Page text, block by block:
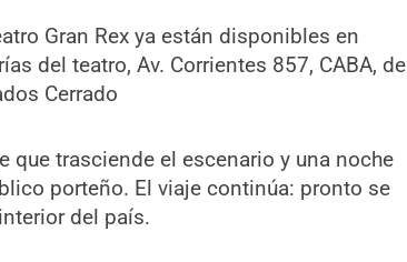
Gran Rex ya están disponibles en
del teatro, Av. Corrientes 857, CABA, de
Cerrado
que trasciende el escenario y una noche
porteño. El viaje continúa: pronto se
del país.